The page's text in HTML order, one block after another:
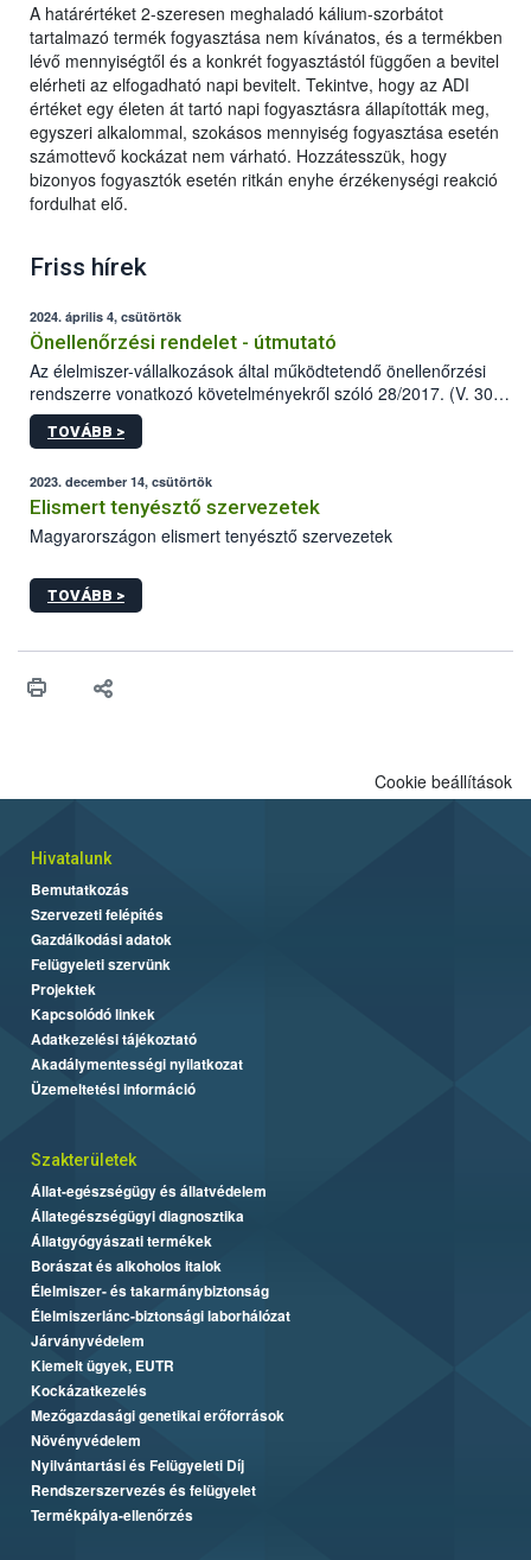
A határértéket 2-szeresen meghaladó kálium-szorbátot
tartalmazó termék fogyasztása nem kívánatos, és a termékben
lévő mennyiségtől és a konkrét fogyasztástól függően a bevitel
elérheti az elfogadható napi bevitelt. Tekintve, hogy az ADI
értéket egy életen át tartó napi fogyasztásra állapították meg,
egyszeri alkalommal, szokásos mennyiség fogyasztása esetén
számottevő kockázat nem várható. Hozzátesszük, hogy
bizonyos fogyasztók esetén ritkán enyhe érzékenységi reakció
fordulhat elő.
Friss hírek
2024. április 4, csütörtök
Önellenőrzési rendelet - útmutató
Az élelmiszer-vállalkozások által működtetendő önellenőrzési
rendszerre vonatkozó követelményekről szóló 28/2017. (V. 30.)
FM rendelet (a továbbiakban: rendelet) 2023 novemberi
módosítása komoly változást jelent a közép- és
TOVÁBB >
2023. december 14, csütörtök
Elismert tenyésztő szervezetek
Magyarországon elismert tenyésztő szervezetek
TOVÁBB >
Cookie beállítások
Hivatalunk
Bemutatkozás
Szervezeti felépítés
Gazdálkodási adatok
Felügyeleti szervünk
Projektek
Kapcsolódó linkek
Adatkezelési tájékoztató
Akadálymentességi nyilatkozat
Üzemeltetési információ
Szakterületek
Állat-egészségügy és állatvédelem
Állategészségügyi diagnosztika
Állatgyógyászati termékek
Borászat és alkoholos italok
Élelmiszer- és takarmánybiztonság
Élelmiszerlánc-biztonsági laborhálózat
Járványvédelem
Kiemelt ügyek, EUTR
Kockázatkezelés
Mezőgazdasági genetikai erőforrások
Növényvédelem
Nyilvántartási és Felügyeleti Díj
Rendszerszervezés és felügyelet
Termékpálya-ellenőrzés